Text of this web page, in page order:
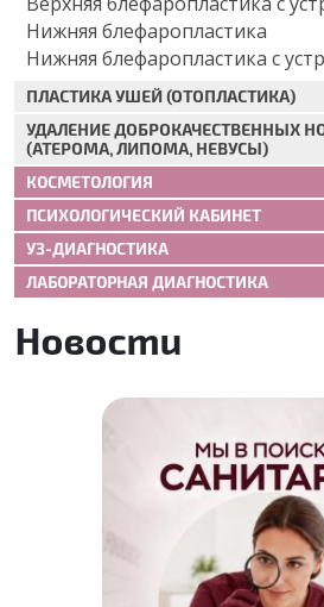
Нижняя блефаропластика
Нижняя блефаропластика с
ПЛАСТИКА УШЕЙ (ОТОПЛАСТИКА)
УДАЛЕНИЕ ДОБРОКАЧЕСТВЕННЫХ
(АТЕРОМА, ЛИПОМА, НЕВУСЫ)
КОСМЕТОЛОГИЯ
ПСИХОЛОГИЧЕСКИЙ КАБИНЕТ
УЗ-ДИАГНОСТИКА
ЛАБОРАТОРНАЯ ДИАГНОСТИКА
Новости